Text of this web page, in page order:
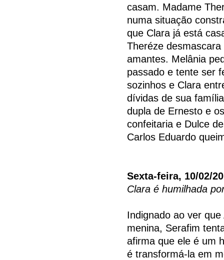
casam. Madame
numa situação
que Clara já está
Theréze
amantes. Melânia
passado e tente ser
sozinhos e Clara
dívidas de sua
dupla de Ernesto e
confeitaria e Dulce
Carlos Eduardo
Sexta-feira, 10/02/
Clara é humilhada
Indignado ao ver
menina, Serafim
afirma que ele é um
é transformá-la em